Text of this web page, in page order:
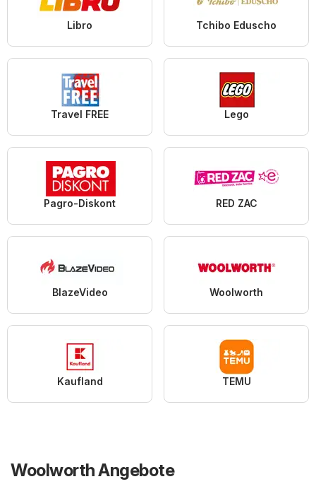
Libro Tchibo Eduscho
Travel FREE Lego
Pagro-Diskont RED ZAC
BlazeVideo Woolworth
Kaufland TEMU
Woolworth Angebote